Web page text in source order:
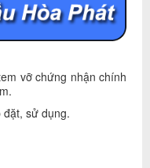
vỡ chứng nhận chính
sử dụng.